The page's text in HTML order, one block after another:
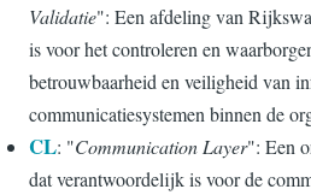
Validatie": Een afdeling van
is voor het controleren en
betrouwbaarheid en veiligheid van
communicatiesystemen binnen de
CL: "Communication Layer": Een
dat verantwoordelijk is voor de